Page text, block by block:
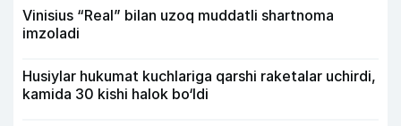
Vinisius “Real” bilan uzoq muddatli shartnoma
imzoladi
Husiylar hukumat kuchlariga qarshi raketalar uchirdi,
kamida 30 kishi halok bo‘ldi